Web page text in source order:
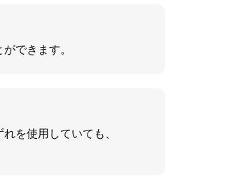
できます。
を使用していても、